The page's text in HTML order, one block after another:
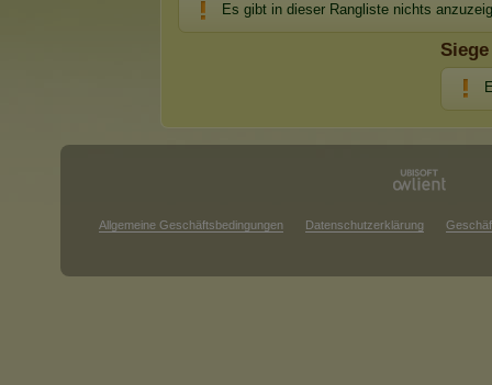
Es gibt in dieser Rangliste nichts
Allgemeine Geschäftsbedingungen Datenschutzerklärung